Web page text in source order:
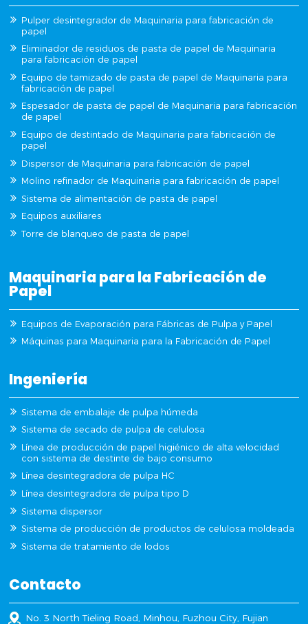
Pulper desintegrador de Maquinaria para fabricación de
papel
Eliminador de residuos de pasta de papel de Maquinaria
para fabricación de papel
Equipo de tamizado de pasta de papel de Maquinaria para
fabricación de papel
Espesador de pasta de papel de Maquinaria para fabricación
de papel
Equipo de destintado de Maquinaria para fabricación de
papel
Dispersor de Maquinaria para fabricación de papel
Molino refinador de Maquinaria para fabricación de papel
Sistema de alimentación de pasta de papel
Equipos auxiliares
Torre de blanqueo de pasta de papel
Maquinaria para la Fabricación de
Papel
Equipos de Evaporación para Fábricas de Pulpa y Papel
Máquinas para Maquinaria para la Fabricación de Papel
Ingeniería
Sistema de embalaje de pulpa húmeda
Sistema de secado de pulpa de celulosa
Línea de producción de papel higiénico de alta velocidad
con sistema de destinte de bajo consumo
Línea desintegradora de pulpa HC
Línea desintegradora de pulpa tipo D
Sistema dispersor
Sistema de producción de productos de celulosa moldeada
Sistema de tratamiento de lodos
Contacto
No. 3 North Tieling Road, Minhou, Fuzhou City, Fujian